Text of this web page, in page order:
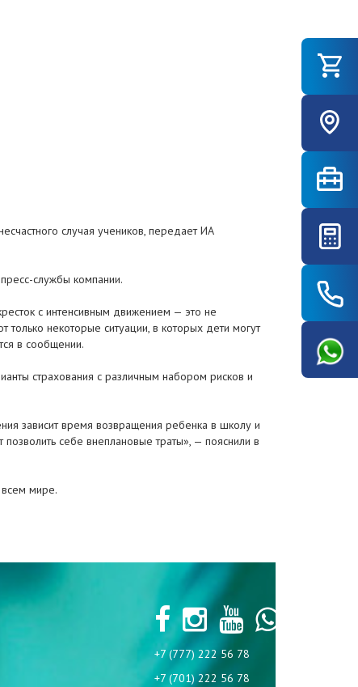
случая учеников, передает ИА
службы компании.
с интенсивным движением — это не
только некоторые ситуации, в которых дети могут
в сообщении.
страхования с различным набором рисков и
зависит время возвращения ребенка в школу и
себе внеплановые траты», — пояснили в
всем мире.
+7 (777) 222 56 78
+7 (701) 222 56 78